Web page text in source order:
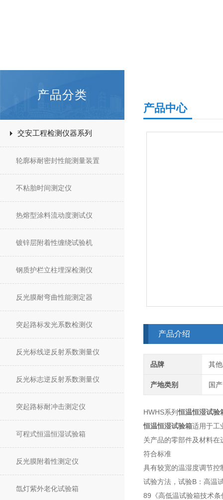
产品分类
交安工程检测仪器系列
轮廓标耐密封性能测量装置
不粘胎时间测定仪
热熔型涂料流动度测试仪
镀锌层附着性缠绕试验机
钢质护栏立柱埋深检测仪
反光膜耐弯曲性能测定器
突起路标发光系数检测仪
反光标线逆反射系数测量仪
反光标志逆反射系数测量仪
突起路标耐冲击测定仪
可程式恒温恒湿试验箱
反光膜附着性测定仪
氙灯紫外老化试验箱
产品中心
产品介绍
品牌 其
产地类别 国产
HWHS系列恒温恒湿试验
恒温恒湿试验箱适用于工
关产品的零部件及材料
符合标准
具有较宽的温湿度调节
试验方法，试验B：高温
89《高低温试验箱技术